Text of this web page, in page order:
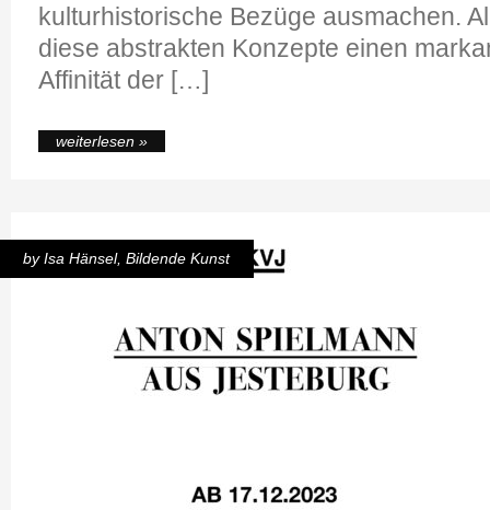
kulturhistorische Bezüge ausmachen.
diese abstrakten Konzepte einen
Affinität der […]
weiterlesen »
by Isa Hänsel, Bildende Kunst